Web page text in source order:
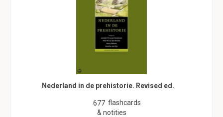
Nederland in de prehistorie. Revised ed.
677 flashcards
& notities